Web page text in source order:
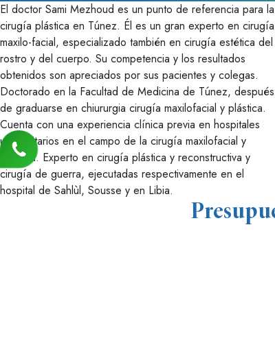
El doctor Sami Mezhoud es un punto de referencia para la
cirugía plástica en Túnez. Él es un gran experto en cirugía
maxilo-facial, especializado también en cirugía estética del
rostro y del cuerpo. Su competencia y los resultados
obtenidos son apreciados por sus pacientes y colegas.
Doctorado en la Facultad de Medicina de Túnez, después
de graduarse en chiururgia cirugía maxilofacial y plástica.
Cuenta con una experiencia clínica previa en hospitales
universitarios en el campo de la cirugía maxilofacial y
estética. Experto en cirugía plástica y reconstructiva y
cirugía de guerra, ejecutadas respectivamente en el
hospital de Sahlùl, Sousse y en Libia.